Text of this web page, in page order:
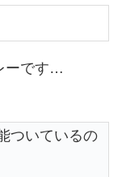
ーです…
ついているの